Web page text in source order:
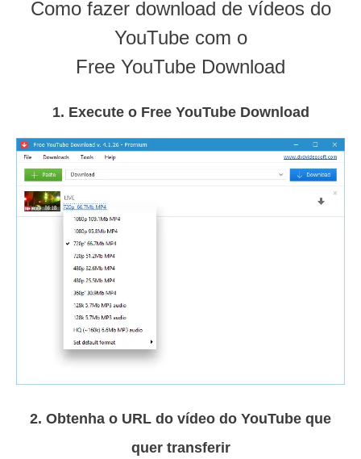
Como fazer download de vídeos do
YouTube com o
Free YouTube Download
1. Execute o Free YouTube Download
2. Obtenha o URL do vídeo do YouTube que
quer transferir